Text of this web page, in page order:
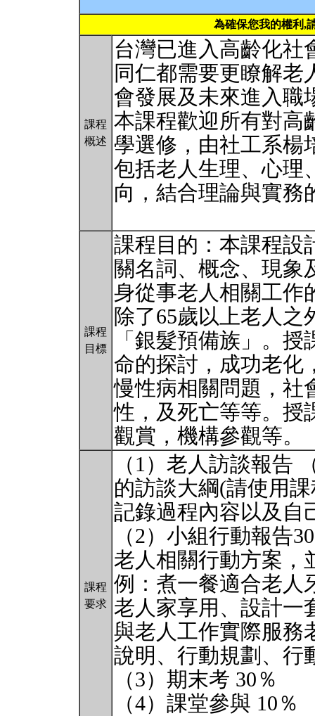
為確保您我的權利,
課程
概述
台灣已進入高齡化社
同仁都需要更瞭解老
會發展及未來進入職
本課程歡迎所有對高
學選修，由社工系楊
包括老人生理、心理
向，結合理論與實務
課程
目標
課程目的：本課程設
關名詞、概念、現象
身從事老人相關工作
除了65歲以上老人之
「銀髮預備族」。
命的探討，成功老化
慢性病相關問題，社
性，及死亡等等。授
觀賞，機構參觀等。
課程
要求
（1）老人訪談報告
的訪談大綱(請使用
記錄過程內容以及自
（2）小組行動報告
老人相關行動方案，
例：煮一餐適合老人
老人家享用、設計一
與老人工作實際服務
說明、行動規劃、行
（3）期末考 30％
（4）課堂參與 10％